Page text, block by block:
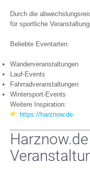
Durch die
für sportliche
Beliebte Eventarten:
Wanderveranstaltungen
Lauf-Events
Fahrradveranstaltungen
Wintersport-Events
Weitere Inspiration:
https://harznow.de